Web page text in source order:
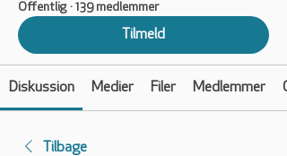
Offentlig · 139 medlemmer
Tilmeld
Diskussion Medier Filer Medlemmer
Tilbage